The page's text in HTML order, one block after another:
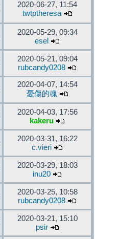
2020-06-27, 11:54
twtptheresa
2020-05-29, 09:34
esel
2020-05-21, 09:04
rubcandy0208
2020-04-07, 14:54
憂傷的魂
2020-04-03, 17:56
kakeru
2020-03-31, 16:22
c.vieri
2020-03-29, 18:03
inu20
2020-03-25, 10:58
rubcandy0208
2020-03-21, 15:10
psir